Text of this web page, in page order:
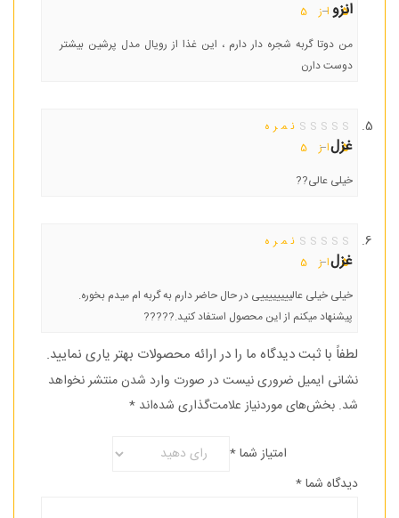
5از 5انزو–
من دوتا گربه شجره دار دارم ، اين غذا از رويال مدل پرشين بيشتر
دوست دارن
نمره
5از 5
غزل–
خیلی عالی??
نمره
5از 5
غزل–
خیلی خیلی عالییییییییی در حال حاضر دارم به گربه ام میدم بخوره.
پیشنهاد میکنم از این محصول استفاد کنید.?????
لطفاً با ثبت دیدگاه ما را در ارائه محصولات بهتر یاری نمایید.
نشانی ایمیل ضروری نیست در صورت وارد شدن منتشر نخواهد
شد. بخش‌های موردنیاز علامت‌گذاری شده‌اند *
امتیاز شما*
دیدگاه شما*